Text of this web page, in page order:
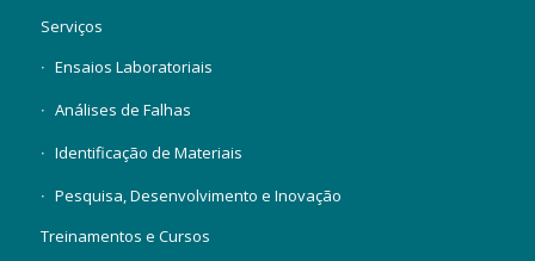
Serviços
Ensaios Laboratoriais
Análises de Falhas
Identificação de Materiais
Pesquisa, Desenvolvimento e Inovação
Treinamentos e Cursos